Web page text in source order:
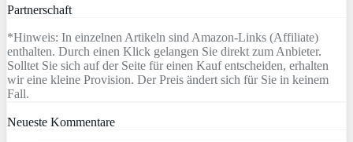
Partnerschaft
*Hinweis: In einzelnen Artikeln sind Amazon-Links (Affiliate)
enthalten. Durch einen Klick gelangen Sie direkt zum Anbieter.
Solltet Sie sich auf der Seite für einen Kauf entscheiden, erhalten
wir eine kleine Provision. Der Preis ändert sich für Sie in keinem
Fall.
Neueste Kommentare